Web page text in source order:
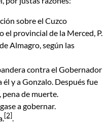
sobre el Cuzco
el provincial de la Merced, P.
Almagro, según las
contra el Gobernador
y a Gonzalo. Después fue
pena de muerte.
a gobernar.
[2].